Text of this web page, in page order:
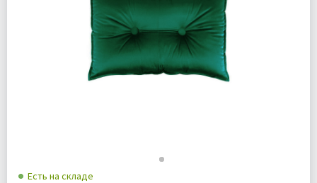
Есть на складе